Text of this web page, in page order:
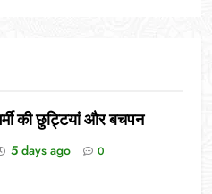
की छुट्टियां और बचपन
5 days ago 0